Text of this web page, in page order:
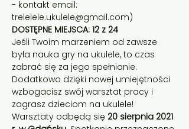
- kontakt email:
trelelele.ukulele@gmail.com)
DOSTĘPNE MIEJSCA: 12 z 24
Jeśli Twoim marzeniem od zawsze
była nauka gry na ukulele, to czas
zabrać się za jego spełnianie.
Dodatkowo dzięki nowej umiejętności
wzbogacisz swój warsztat pracy i
zagrasz dzieciom na ukulele!
Warsztaty odbędą się 20 sierpnia 2021